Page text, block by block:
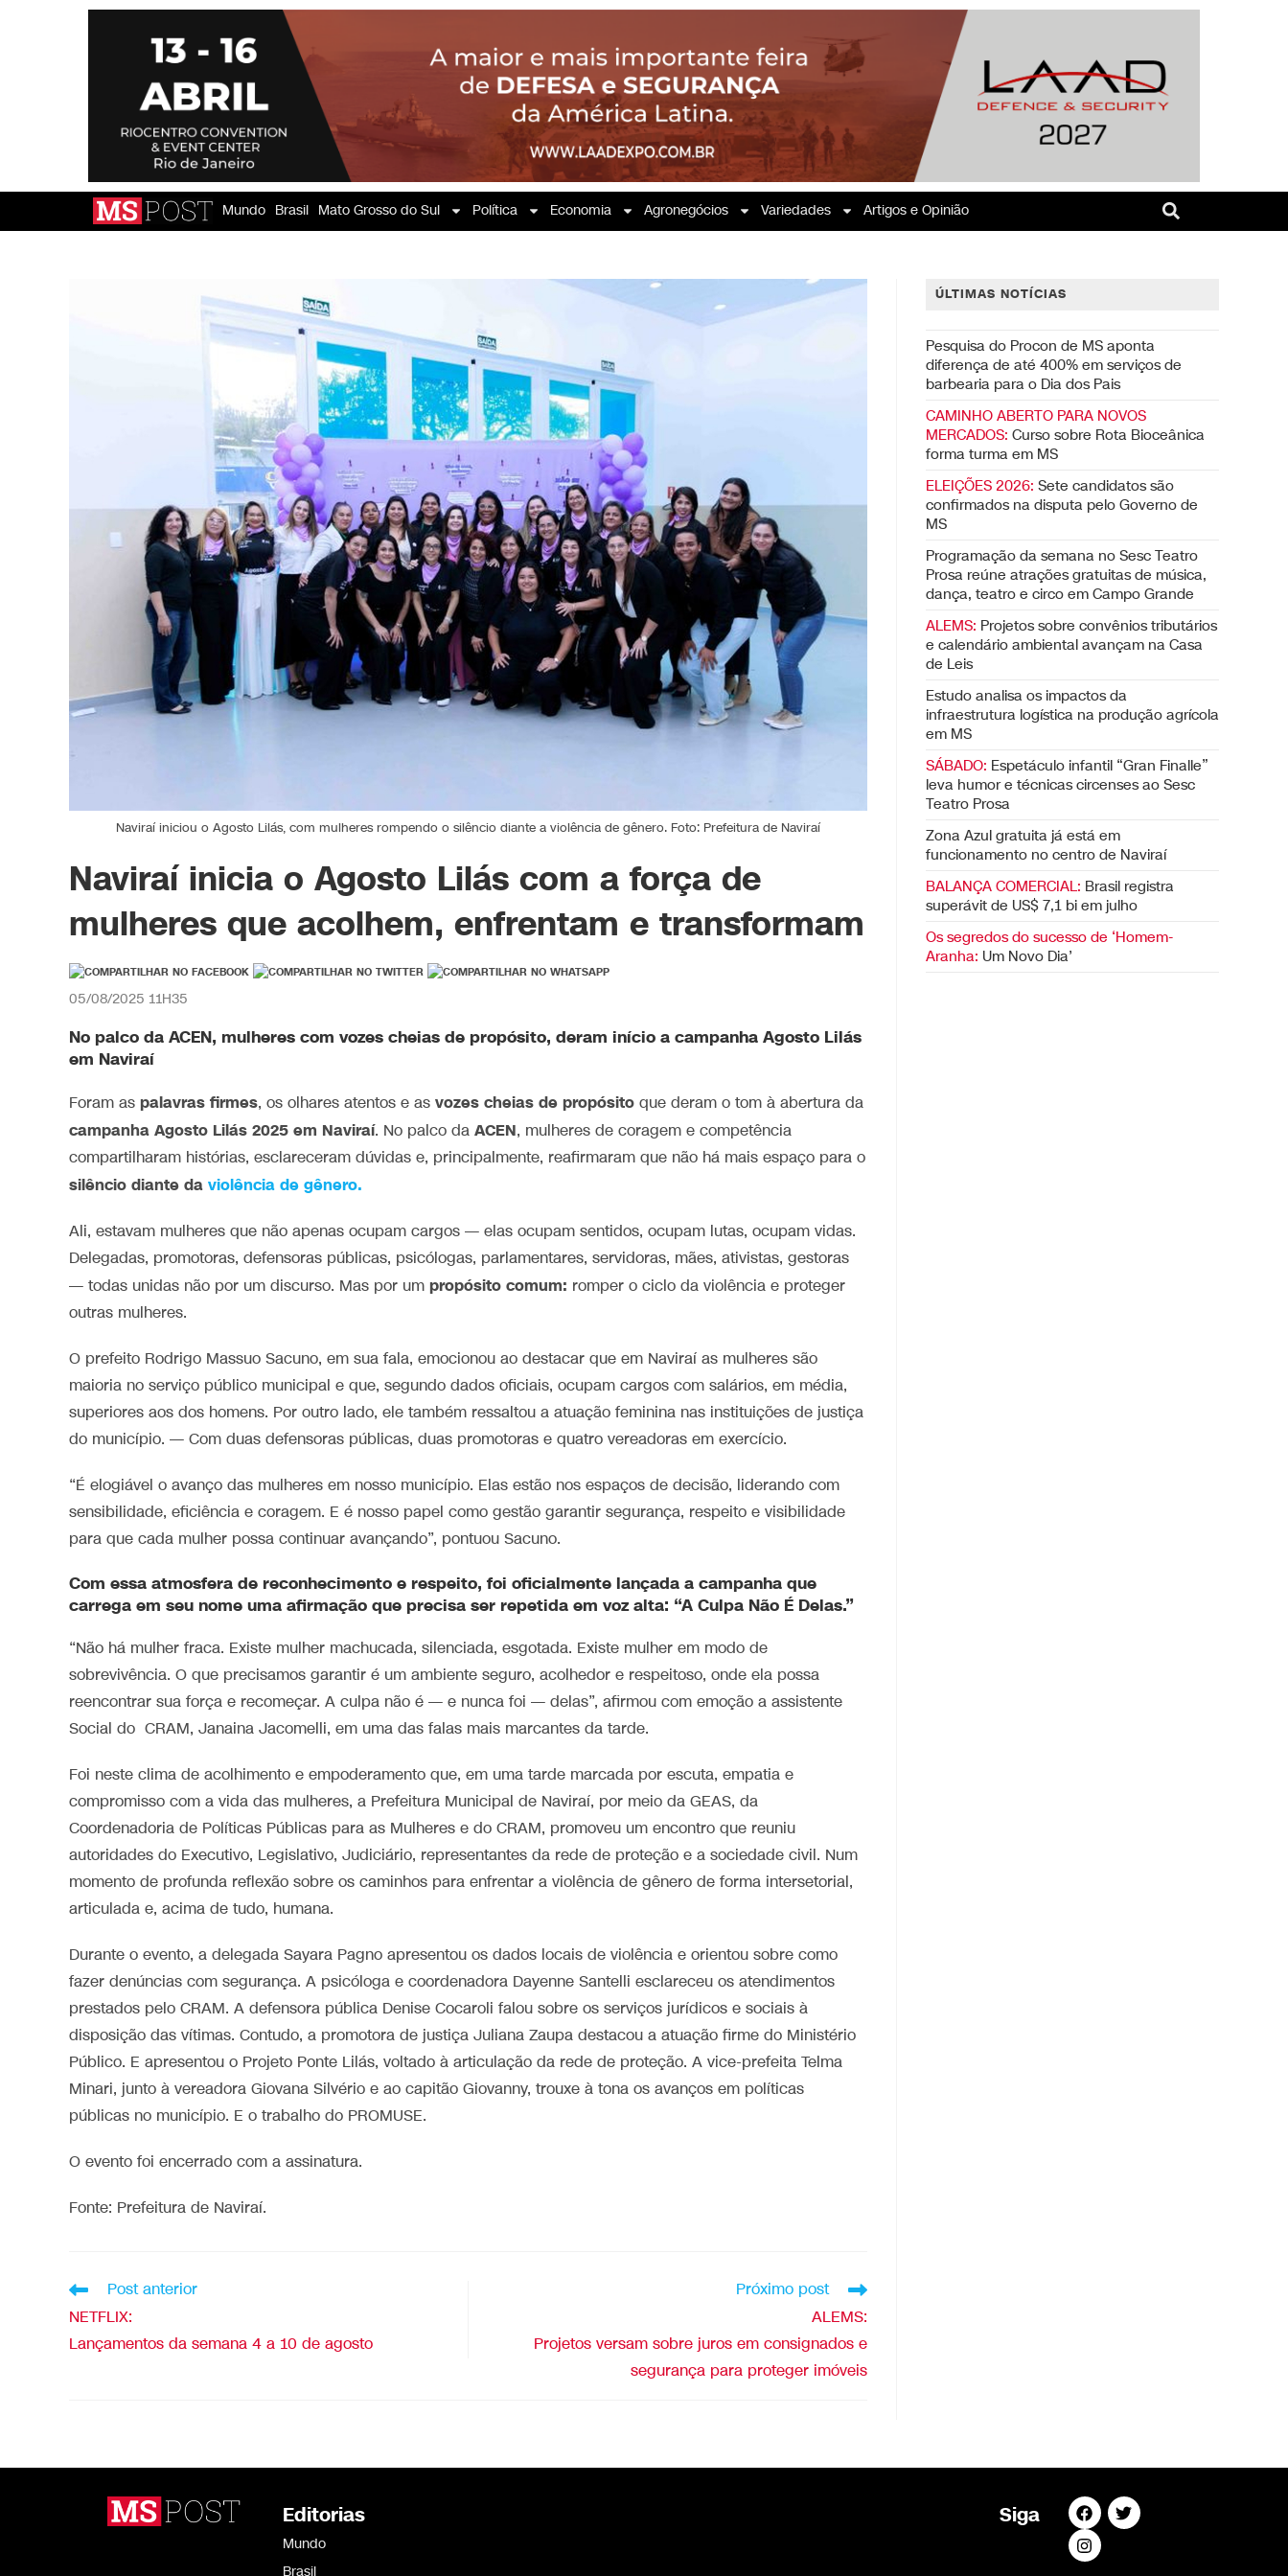
Mundo Brasil Mato Grosso do Sul Política Economia Agronegócios Variedades Artigos e Opinião
Naviraí iniciou o Agosto Lilás, com mulheres rompendo o silêncio diante a violência de gênero. Foto: Prefeitura de Naviraí
Naviraí inicia o Agosto Lilás com a força de
mulheres que acolhem, enfrentam e transformam
05/08/2025 11H35
No palco da ACEN, mulheres com vozes cheias de propósito, deram início a campanha Agosto Lilás
em Naviraí
Foram as palavras firmes, os olhares atentos e as vozes cheias de propósito que deram o tom à abertura da
campanha Agosto Lilás 2025 em Naviraí. No palco da ACEN, mulheres de coragem e competência
compartilharam histórias, esclareceram dúvidas e, principalmente, reafirmaram que não há mais espaço para o
silêncio diante da violência de gênero.
Ali, estavam mulheres que não apenas ocupam cargos — elas ocupam sentidos, ocupam lutas, ocupam vidas.
Delegadas, promotoras, defensoras públicas, psicólogas, parlamentares, servidoras, mães, ativistas, gestoras
— todas unidas não por um discurso. Mas por um propósito comum: romper o ciclo da violência e proteger
outras mulheres.
O prefeito Rodrigo Massuo Sacuno, em sua fala, emocionou ao destacar que em Naviraí as mulheres são
maioria no serviço público municipal e que, segundo dados oficiais, ocupam cargos com salários, em média,
superiores aos dos homens. Por outro lado, ele também ressaltou a atuação feminina nas instituições de justiça
do município. — Com duas defensoras públicas, duas promotoras e quatro vereadoras em exercício.
“É elogiável o avanço das mulheres em nosso município. Elas estão nos espaços de decisão, liderando com
sensibilidade, eficiência e coragem. E é nosso papel como gestão garantir segurança, respeito e visibilidade
para que cada mulher possa continuar avançando”, pontuou Sacuno.
Com essa atmosfera de reconhecimento e respeito, foi oficialmente lançada a campanha que
carrega em seu nome uma afirmação que precisa ser repetida em voz alta: “A Culpa Não É Delas.”
“Não há mulher fraca. Existe mulher machucada, silenciada, esgotada. Existe mulher em modo de
sobrevivência. O que precisamos garantir é um ambiente seguro, acolhedor e respeitoso, onde ela possa
reencontrar sua força e recomeçar. A culpa não é — e nunca foi — delas”, afirmou com emoção a assistente
Social do CRAM, Janaina Jacomelli, em uma das falas mais marcantes da tarde.
Foi neste clima de acolhimento e empoderamento que, em uma tarde marcada por escuta, empatia e
compromisso com a vida das mulheres, a Prefeitura Municipal de Naviraí, por meio da GEAS, da
Coordenadoria de Políticas Públicas para as Mulheres e do CRAM, promoveu um encontro que reuniu
autoridades do Executivo, Legislativo, Judiciário, representantes da rede de proteção e a sociedade civil. Num
momento de profunda reflexão sobre os caminhos para enfrentar a violência de gênero de forma intersetorial,
articulada e, acima de tudo, humana.
Durante o evento, a delegada Sayara Pagno apresentou os dados locais de violência e orientou sobre como
fazer denúncias com segurança. A psicóloga e coordenadora Dayenne Santelli esclareceu os atendimentos
prestados pelo CRAM. A defensora pública Denise Cocaroli falou sobre os serviços jurídicos e sociais à
disposição das vítimas. Contudo, a promotora de justiça Juliana Zaupa destacou a atuação firme do Ministério
Público. E apresentou o Projeto Ponte Lilás, voltado à articulação da rede de proteção. A vice-prefeita Telma
Minari, junto à vereadora Giovana Silvério e ao capitão Giovanny, trouxe à tona os avanços em políticas
públicas no município. E o trabalho do PROMUSE.
O evento foi encerrado com a assinatura.
Fonte: Prefeitura de Naviraí.
Post anterior
NETFLIX:
Lançamentos da semana 4 a 10 de agosto
Próximo post
ALEMS:
Projetos versam sobre juros em consignados e
segurança para proteger imóveis
ÚLTIMAS NOTÍCIAS
Pesquisa do Procon de MS aponta
diferença de até 400% em serviços de
barbearia para o Dia dos Pais
CAMINHO ABERTO PARA NOVOS
MERCADOS: Curso sobre Rota Bioceânica
forma turma em MS
ELEIÇÕES 2026: Sete candidatos são
confirmados na disputa pelo Governo de
MS
Programação da semana no Sesc Teatro
Prosa reúne atrações gratuitas de música,
dança, teatro e circo em Campo Grande
ALEMS: Projetos sobre convênios tributários
e calendário ambiental avançam na Casa
de Leis
Estudo analisa os impactos da
infraestrutura logística na produção agrícola
em MS
SÁBADO: Espetáculo infantil “Gran Finalle”
leva humor e técnicas circenses ao Sesc
Teatro Prosa
Zona Azul gratuita já está em
funcionamento no centro de Naviraí
BALANÇA COMERCIAL: Brasil registra
superávit de US$ 7,1 bi em julho
Os segredos do sucesso de ‘Homem-
Aranha: Um Novo Dia’
Editorias
Mundo
Brasil
Siga